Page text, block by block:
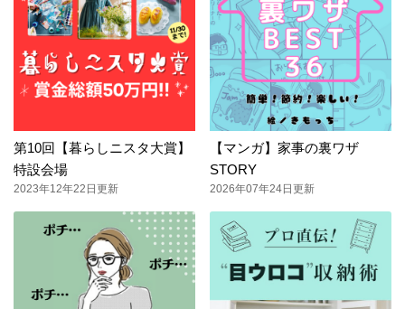
第10回【暮らしニスタ大賞】
特設会場
2023年12年22日更新
【マンガ】家事の裏ワザ
STORY
2026年07年24日更新